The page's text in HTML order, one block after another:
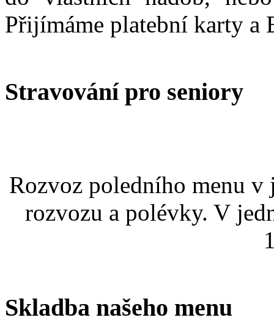
Přijímáme platební karty a
Stravování pro seniory
Rozvoz poledního menu
rozvozu a polévky. V
Skladba našeho menu